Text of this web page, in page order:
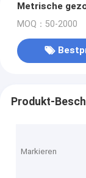
Metrische
MOQ：50-2000
Produkt-
Markieren